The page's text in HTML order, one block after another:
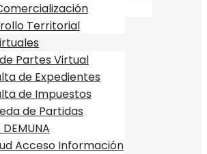
Territorial
Partes Virtual
de Expedientes
de Impuestos
de Partidas
Acceso Información